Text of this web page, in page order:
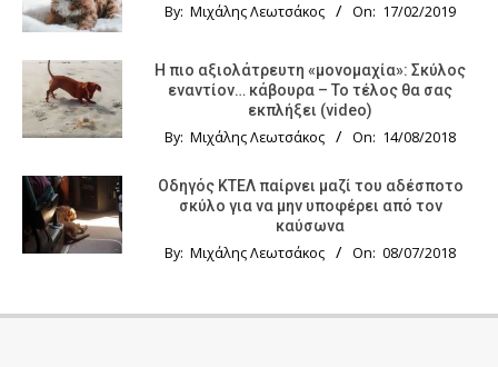
By: Μιχάλης Λεωτσάκος On: 17/02/2019
Η πιο αξιολάτρευτη «μονομαχία»: Σκύλος
εναντίον… κάβουρα – Το τέλος θα σας
εκπλήξει (video)
By: Μιχάλης Λεωτσάκος On: 14/08/2018
Οδηγός KTΕΛ παίρνει μαζί του αδέσποτο
σκύλο για να μην υποφέρει από τον
καύσωνα
By: Μιχάλης Λεωτσάκος On: 08/07/2018